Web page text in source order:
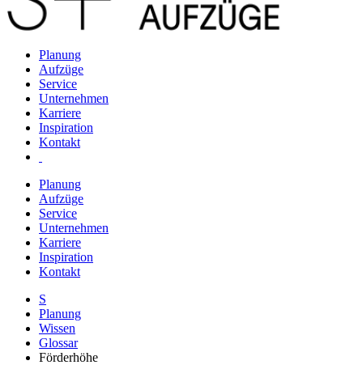
Planung
Aufzüge
Service
Unternehmen
Karriere
Inspiration
Kontakt
Planung
Aufzüge
Service
Unternehmen
Karriere
Inspiration
Kontakt
S
Planung
Wissen
Glossar
Förderhöhe